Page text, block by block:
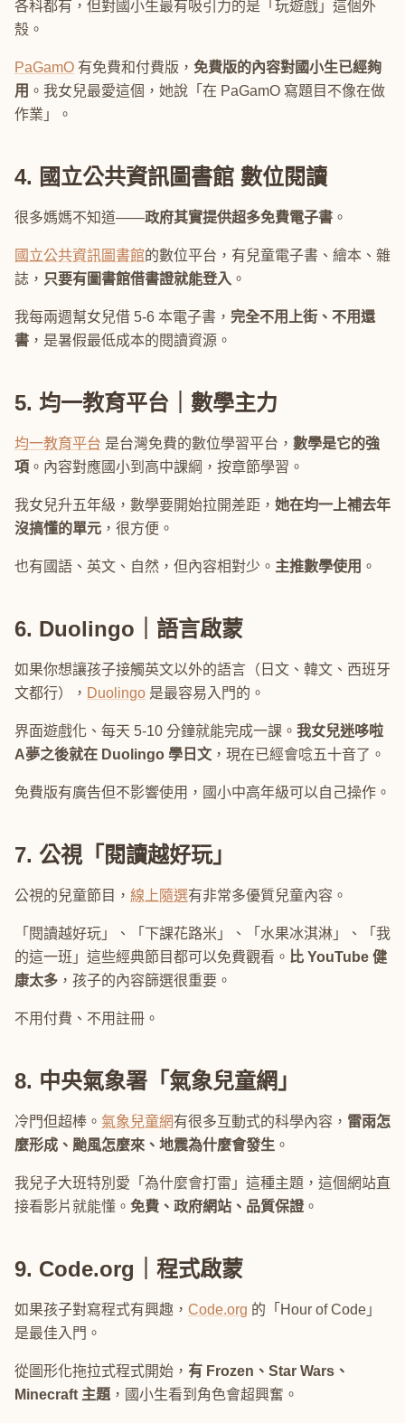
各科都有，但對國小生最有吸引力的是「玩遊戲」這個外
殼。
PaGamO 有免費和付費版， 免費版的內容對國小生已經夠
用 。我女兒最愛這個，她說「在 PaGamO 寫題目不像在做
作業」。
4. 國立公共資訊圖書館 數位閱讀
很多媽媽不知道——政府其實提供超多免費電子書 。
國立公共資訊圖書館的數位平台，有兒童電子書、繪本、雜
誌， 只要有圖書館借書證就能登入 。
我每兩週幫女兒借 5-6 本電子書， 完全不用上街、不用還
書 ，是暑假最低成本的閱讀資源。
5. 均一教育平台｜數學主力
均一教育平台 是台灣免費的數位學習平台， 數學是它的強
項 。內容對應國小到高中課綱，按章節學習。
我女兒升五年級，數學要開始拉開差距， 她在均一上補去年
沒搞懂的單元 ，很方便。
也有國語、英文、自然，但內容相對少。 主推數學使用 。
6. Duolingo｜語言啟蒙
如果你想讓孩子接觸英文以外的語言（日文、韓文、西班牙
文都行）， Duolingo 是最容易入門的。
界面遊戲化、每天 5-10 分鐘就能完成一課。 我女兒迷哆啦
A夢之後就在 Duolingo 學日文 ，現在已經會唸五十音了。
免費版有廣告但不影響使用，國小中高年級可以自己操作。
7. 公視「閱讀越好玩」
公視的兒童節目， 線上隨選有非常多優質兒童內容。
「閱讀越好玩」、「下課花路米」、「水果冰淇淋」、「我
的這一班」這些經典節目都可以免費觀看。 比 YouTube 健
康太多 ，孩子的內容篩選很重要。
不用付費、不用註冊。
8. 中央氣象署「氣象兒童網」
冷門但超棒。 氣象兒童網有很多互動式的科學內容， 雷雨怎
麼形成、颱風怎麼來、地震為什麼會發生 。
我兒子大班特別愛「為什麼會打雷」這種主題，這個網站直
接看影片就能懂。 免費、政府網站、品質保證 。
9. Code.org｜程式啟蒙
如果孩子對寫程式有興趣， Code.org 的「Hour of Code」
是最佳入門。
從圖形化拖拉式程式開始， 有 Frozen、Star Wars、
Minecraft 主題 ，國小生看到角色會超興奮。